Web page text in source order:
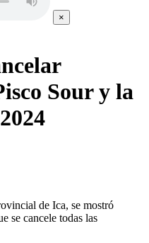
×
Sour y la
de Ica, se mostró
se cancele todas las